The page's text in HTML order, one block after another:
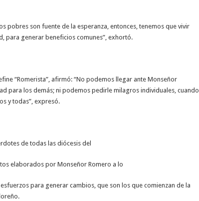
pobres son fuente de la esperanza, entonces, tenemos que vivir
para generar beneficios comunes”, exhortó.
“Romerista”, afirmó: “No podemos llegar ante Monseñor
para los demás; ni podemos pedirle milagros individuales, cuando
y todas”, expresó.
de todas las diócesis del
elaborados por Monseñor Romero a lo
para generar cambios, que son los que comienzan de la